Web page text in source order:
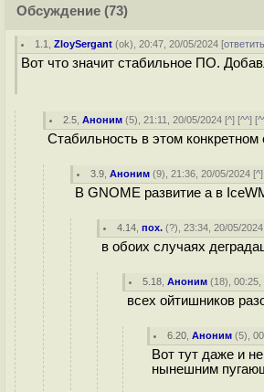
Обсуждение (73)
1.1 ,ZloySergant (ok), 20:47, 20/05/2024 [
Вот что значит стабильное ПО.
2.5 ,Аноним (5), 21:11, 20/05/2024 [^] [^^] [
Стабильность в этом конкретном
3.9 ,Аноним (9), 21:36, 20/05/2024 [^
В GNOME развитие а в
4.14 ,пох. (?), 23:34, 20/05/
в обоих случаях
5.18 ,Аноним (18), 00:25,
всех ойтишников
6.20 ,Аноним (5),
Вот тут даже и
нынешним